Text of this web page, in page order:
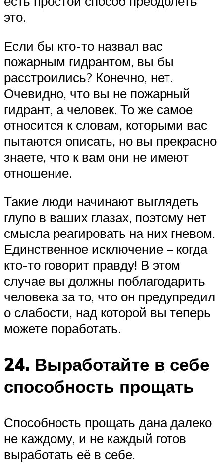
это.
Если бы кто-то назвал вас
пожарным гидрантом, вы бы
расстроились? Конечно, нет.
Очевидно, что вы не пожарный
гидрант, а человек. То же самое
относится к словам, которыми вас
пытаются описать, но вы прекрасно
знаете, что к вам они не имеют
отношение.
Такие люди начинают выглядеть
глупо в ваших глазах, поэтому нет
смысла реагировать на них гневом.
Единственное исключение – когда
кто-то говорит правду! В этом
случае вы должны поблагодарить
человека за то, что он предупредил
о слабости, над которой вы теперь
можете поработать.
24. Выработайте в себе
способность прощать
Способность прощать дана далеко
не каждому, и не каждый готов
выработать её в себе.